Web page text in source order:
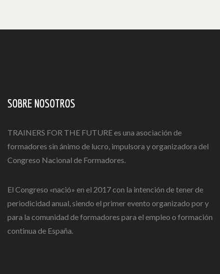
SOBRE NOSOTROS
TRAINERS FOR THE FUTURE es una asociación de
formadores sin ánimo de lucro, impulsora y organizadora del
Congreso Nacional de Formadores.
El Congreso «nació» en el 2017 con la intención de tener de
periodicidad anual, siendo el primer evento organizado por y
para la comunidad de formadores para el empleo o formación
continua de España.